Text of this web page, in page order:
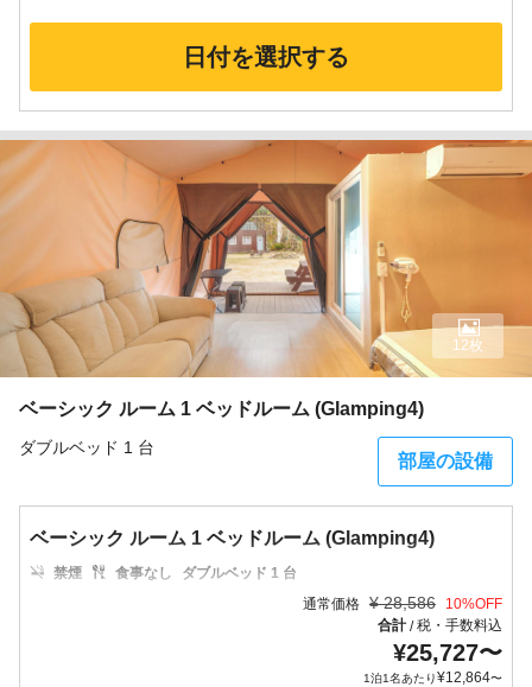
日付を選択する
ベーシック ルーム 1 ベッドルーム (Glamping4)
ダブルベッド 1 台
部屋の設備
12枚
ベーシック ルーム 1 ベッドルーム (Glamping4)
禁煙 食事なし
ダブルベッド 1 台
通常価格 ¥ 28,586 10%OFF
合計/税・手数料込
¥25,727〜
1泊1名あたり¥12,864〜